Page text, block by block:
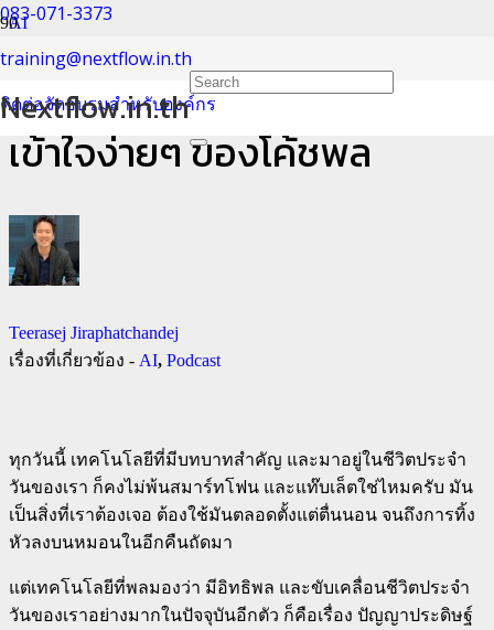
083-071-3373
training@nextflow.in.th
ติดต่อจัดอบรมสำหรับองค์กร
Nextflow.in.th
AI
Podcast เล่าเรื่องด้าน AI ที่
เข้าใจง่ายๆ ของโค้ชพล
Teerasej Jiraphatchandej
เรื่องที่เกี่ยวข้อง - AI, Podcast
ทุกวันนี้ เทคโนโลยีที่มีบทบาทสำคัญ และมาอยู่ในชีวิตประจำ
วันของเรา ก็คงไม่พ้นสมาร์ทโฟน และแท๊บเล็ตใช่ไหมครับ มัน
เป็นสิ่งที่เราต้องเจอ ต้องใช้มันตลอดตั้งแต่ตื่นนอน จนถึงการทิ้ง
หัวลงบนหมอนในอีกคืนถัดมา
แต่เทคโนโลยีที่พลมองว่า มีอิทธิพล และขับเคลื่อนชีวิตประจำ
วันของเราอย่างมากในปัจจุบันอีกตัว ก็คือเรื่อง ปัญญาประดิษฐ์